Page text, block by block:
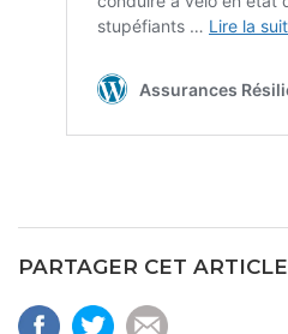
PARTAGER CET ARTICLE